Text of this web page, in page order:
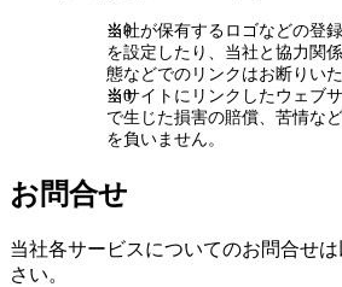
当社が保有するロゴなどの登
を設定したり、当社と協力関
態などでのリンクはお断りいた
当サイトにリンクしたウェブ
で生じた損害の賠償、苦情な
を負いません。
お問合せ
当社各サービスについてのお問合せ
さい。